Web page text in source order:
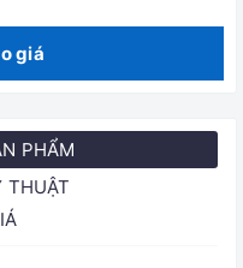
giá
PHẨM
THUẬT